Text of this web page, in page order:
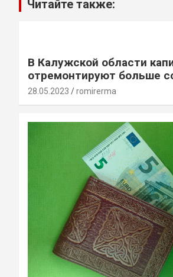
Читайте также:
В Калужской области
отремонтируют больше
28.05.2023 romirerma